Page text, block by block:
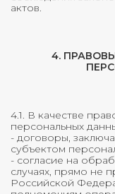
актов.
4.
4.1. В качестве
персональных
- договоры,
субъектом
- согласие на
случаях, прямо не
Российской